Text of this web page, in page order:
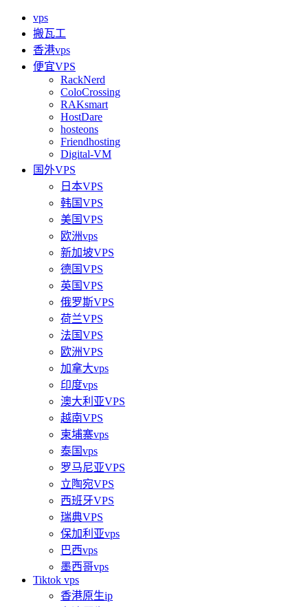
vps
搬瓦工
香港vps
便宜VPS
RackNerd
ColoCrossing
RAKsmart
HostDare
hosteons
Friendhosting
Digital-VM
国外VPS
日本VPS
韩国VPS
美国VPS
欧洲vps
新加坡VPS
德国VPS
英国VPS
俄罗斯VPS
荷兰VPS
法国VPS
欧洲VPS
加拿大vps
印度vps
澳大利亚VPS
越南VPS
柬埔寨vps
泰国vps
罗马尼亚VPS
立陶宛VPS
西班牙VPS
瑞典VPS
保加利亚vps
巴西vps
墨西哥vps
Tiktok vps
香港原生ip